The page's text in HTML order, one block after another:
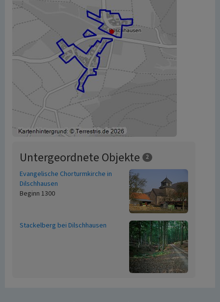
Untergeordnete Objekte 2
Evangelische Chorturmkirche in
Dilschhausen
Beginn 1300
Stackelberg bei Dilschhausen